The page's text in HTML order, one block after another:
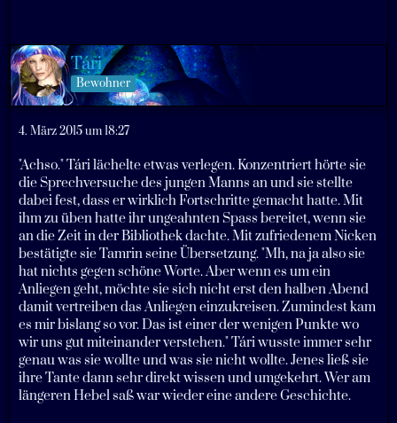
Tári
Bewohner
4. März 2015 um 18:27
"Achso." Tári lächelte etwas verlegen. Konzentriert hörte sie
die Sprechversuche des jungen Manns an und sie stellte
dabei fest, dass er wirklich Fortschritte gemacht hatte. Mit
ihm zu üben hatte ihr ungeahnten Spass bereitet, wenn sie
an die Zeit in der Bibliothek dachte. Mit zufriedenem Nicken
bestätigte sie Tamrin seine Übersetzung. "Mh, na ja also sie
hat nichts gegen schöne Worte. Aber wenn es um ein
Anliegen geht, möchte sie sich nicht erst den halben Abend
damit vertreiben das Anliegen einzukreisen. Zumindest kam
es mir bislang so vor. Das ist einer der wenigen Punkte wo
wir uns gut miteinander verstehen." Tári wusste immer sehr
genau was sie wollte und was sie nicht wollte. Jenes ließ sie
ihre Tante dann sehr direkt wissen und umgekehrt. Wer am
längeren Hebel saß war wieder eine andere Geschichte.